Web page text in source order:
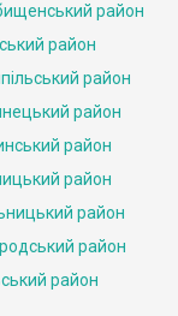
район
район
район
район
район
район
район
район
район